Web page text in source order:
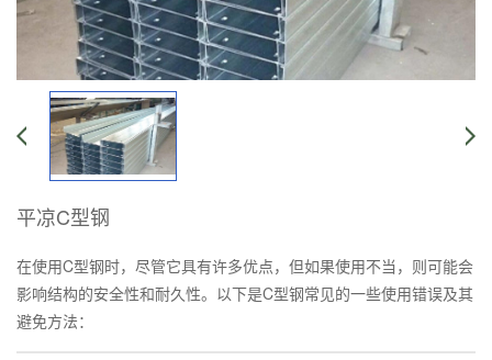
平凉C型钢
在使用C型钢时，尽管它具有许多优点，但如果使用不当，则可能会
影响结构的安全性和耐久性。以下是C型钢常见的一些使用错误及其
避免方法：